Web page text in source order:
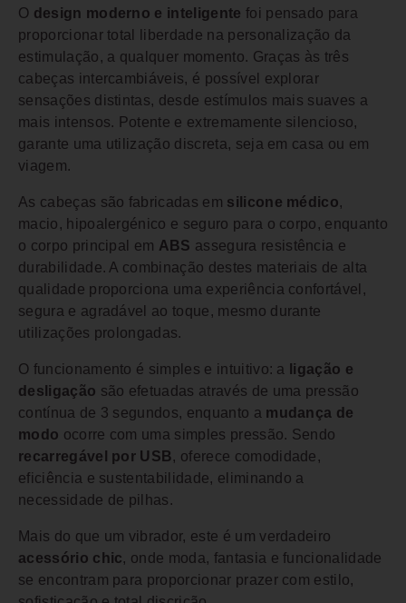
O design moderno e inteligente foi pensado para
proporcionar total liberdade na personalização da
estimulação, a qualquer momento. Graças às três
cabeças intercambiáveis, é possível explorar
sensações distintas, desde estímulos mais suaves a
mais intensos. Potente e extremamente silencioso,
garante uma utilização discreta, seja em casa ou em
viagem.
As cabeças são fabricadas em silicone médico,
macio, hipoalergénico e seguro para o corpo, enquanto
o corpo principal em ABS assegura resistência e
durabilidade. A combinação destes materiais de alta
qualidade proporciona uma experiência confortável,
segura e agradável ao toque, mesmo durante
utilizações prolongadas.
O funcionamento é simples e intuitivo: a
ligação e
desligação são efetuadas através de uma pressão
contínua de 3 segundos, enquanto a mudança de
modo ocorre com uma simples pressão. Sendo
recarregável por USB, oferece comodidade,
eficiência e sustentabilidade, eliminando a
necessidade de pilhas.
Mais do que um vibrador, este é um verdadeiro
acessório chic, onde moda, fantasia e funcionalidade
se encontram para proporcionar prazer com estilo,